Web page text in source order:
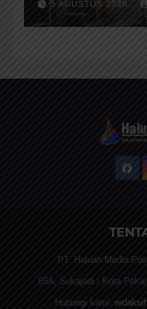
Rehab
5 AGUSTUS 2026
PT. Haluan Media
65A, Sukajadi - Kota
Hubungi kami: